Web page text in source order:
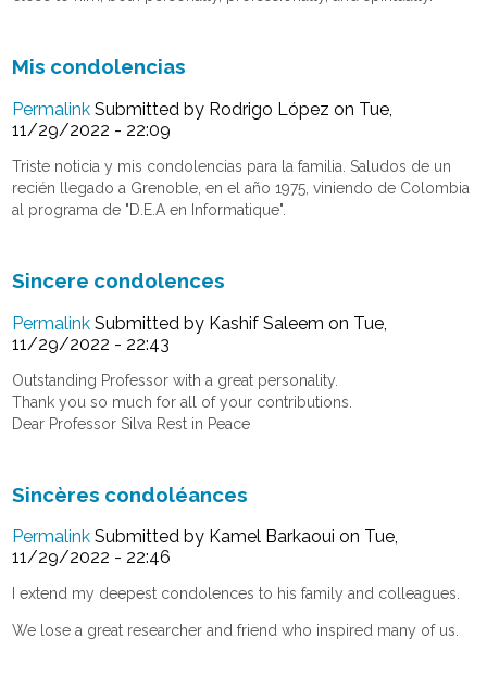
Mis condolencias
Permalink Submitted by Rodrigo López on Tue,
11/29/2022 - 22:09
Triste noticia y mis condolencias para la familia. Saludos de un
recién llegado a Grenoble, en el año 1975, viniendo de Colombia
al programa de "D.E.A en Informatique".
Sincere condolences
Permalink Submitted by Kashif Saleem on Tue,
11/29/2022 - 22:43
Outstanding Professor with a great personality.
Thank you so much for all of your contributions.
Dear Professor Silva Rest in Peace
Sincères condoléances
Permalink Submitted by Kamel Barkaoui on Tue,
11/29/2022 - 22:46
I extend my deepest condolences to his family and colleagues.
We lose a great researcher and friend who inspired many of us.